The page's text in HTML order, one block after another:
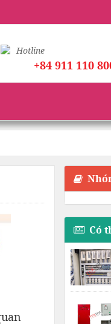
Hotline
+84 911 110
Có